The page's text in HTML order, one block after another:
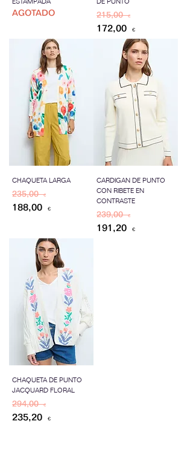
ESTAMPADA
AGOTADO
DE PUNTO
Precio
215,00 €
Precio de oferta
172,00 €
CHAQUETA LARGA
Precio
235,00 €
Precio de oferta
188,00 €
CARDIGAN DE PUNTO
CON RIBETE EN
CONTRASTE
Precio
239,00 €
Precio de oferta
191,20 €
CHAQUETA DE PUNTO
JACQUARD FLORAL
Precio
294,00 €
Precio de oferta
235,20 €